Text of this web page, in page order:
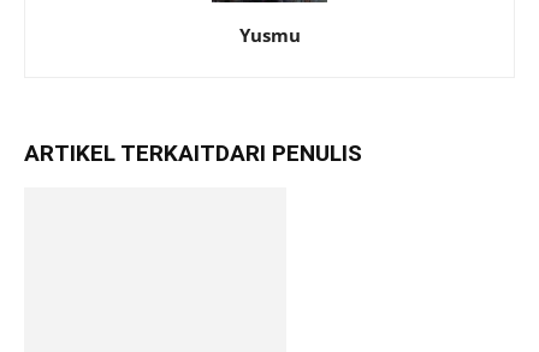
Yusmu
ARTIKEL TERKAITDARI PENULIS